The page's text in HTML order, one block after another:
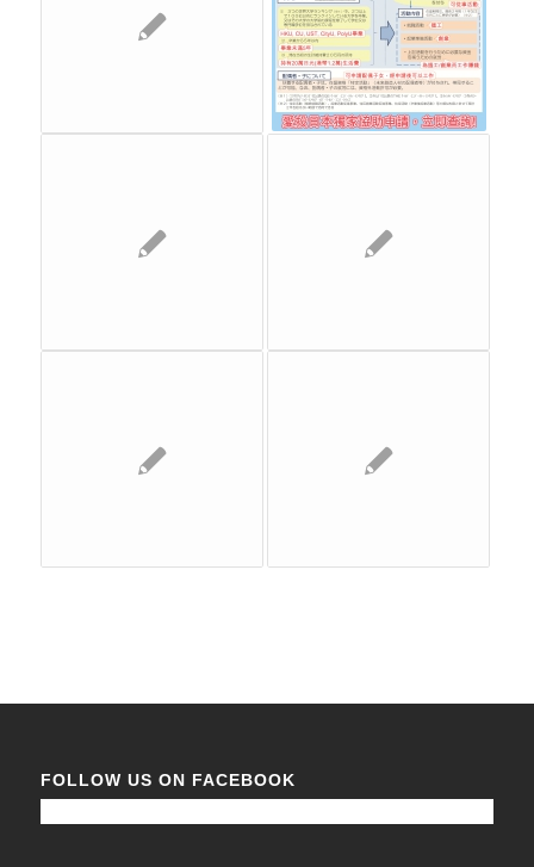
FOLLOW US ON FACEBOOK